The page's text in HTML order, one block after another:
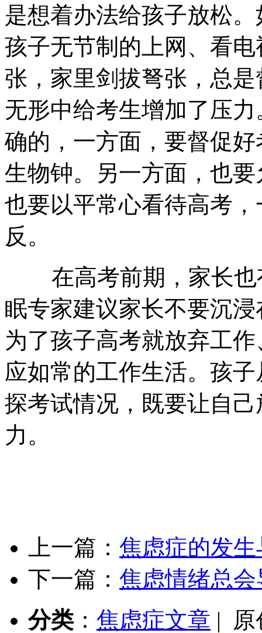
是想着办法给孩子放松
孩子无节制的上网、看
张，家里剑拔弩张，总
无形中给考生增加了压
确的，一方面，要督促
生物钟。另一方面，也
也要以平常心看待高考
反。
在高考前期，家长也
眠专家建议家长不要沉
为了孩子高考就放弃工
应如常的工作生活。孩
探考试情况，既要让自
力。
上一篇： 焦虑症的发
下一篇： 焦虑情绪总
分类： 焦虑症文章 | 原